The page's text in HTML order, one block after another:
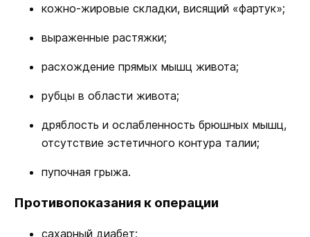
кожно-жировые складки, висящий «фартук»;
выраженные растяжки;
расхождение прямых мышц живота;
рубцы в области живота;
дряблость и ослабленность брюшных мышц,
отсутствие эстетичного контура талии;
пупочная грыжа.
Противопоказания к операции
сахарный диабет;